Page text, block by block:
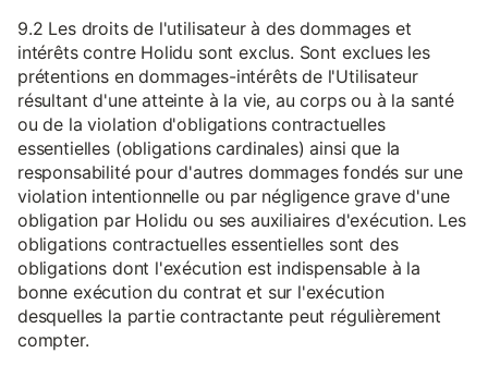
9.2 Les droits de l'utilisateur à des dommages et
intérêts contre Holidu sont exclus. Sont exclues les
prétentions en dommages-intérêts de l'Utilisateur
résultant d'une atteinte à la vie, au corps ou à la santé
ou de la violation d'obligations contractuelles
essentielles (obligations cardinales) ainsi que la
responsabilité pour d'autres dommages fondés sur une
violation intentionnelle ou par négligence grave d'une
obligation par Holidu ou ses auxiliaires d'exécution. Les
obligations contractuelles essentielles sont des
obligations dont l'exécution est indispensable à la
bonne exécution du contrat et sur l'exécution
desquelles la partie contractante peut régulièrement
compter.